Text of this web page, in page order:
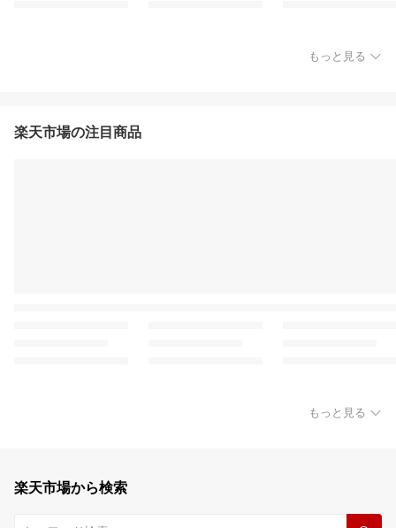
もっと見る
楽天市場の注目商品
もっと見る
楽天市場から検索